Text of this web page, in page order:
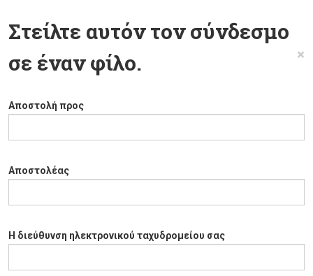
Στείλτε αυτόν τον σύνδεσμο
σε έναν φίλο.
×
Αποστολή προς
Αποστολέας
Η διεύθυνση ηλεκτρονικού ταχυδρομείου σας